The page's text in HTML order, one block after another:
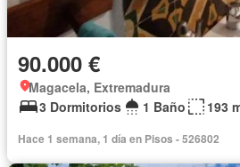
90.000 €
Magacela, Extremadura
3 Dormitorios
1 Baño 193
Hace 1 semana, 1 día en Pisos - 526802